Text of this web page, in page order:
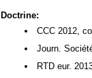
Doctrine:
CCC 2012,
Journ.
RTD eur.